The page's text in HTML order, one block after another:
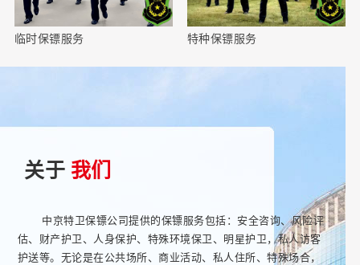
临时保镖服务 特种保镖服务
关于 我们
中京特卫保镖公司提供的保镖服务包括：安全咨询、风险评
估、财产护卫、人身保护、特殊环境保卫、明星护卫，私人访客
护送等。无论是在公共场所、商业活动、私人住所、特殊场合，